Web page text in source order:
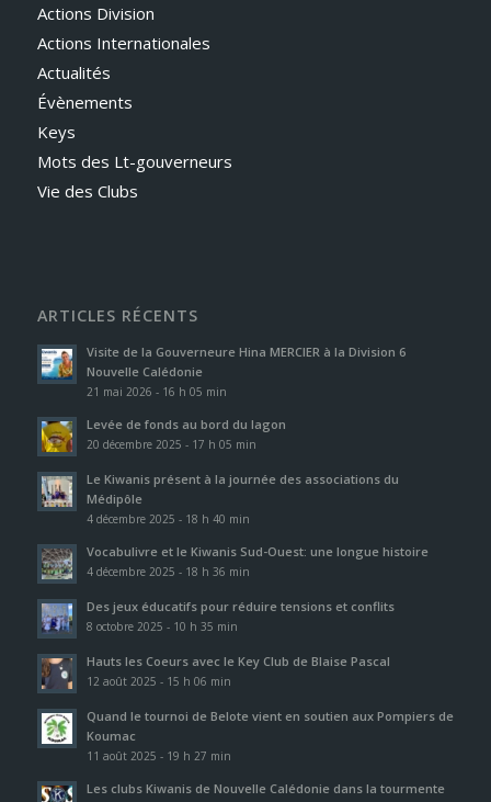
Actions Division
Actions Internationales
Actualités
Évènements
Keys
Mots des Lt-gouverneurs
Vie des Clubs
ARTICLES RÉCENTS
Visite de la Gouverneure Hina MERCIER à la Division 6
Nouvelle Calédonie
21 mai 2026 - 16 h 05 min
Levée de fonds au bord du lagon
20 décembre 2025 - 17 h 05 min
Le Kiwanis présent à la journée des associations du
Médipôle
4 décembre 2025 - 18 h 40 min
Vocabulivre et le Kiwanis Sud-Ouest: une longue histoire
4 décembre 2025 - 18 h 36 min
Des jeux éducatifs pour réduire tensions et conflits
8 octobre 2025 - 10 h 35 min
Hauts les Coeurs avec le Key Club de Blaise Pascal
12 août 2025 - 15 h 06 min
Quand le tournoi de Belote vient en soutien aux Pompiers de
Koumac
11 août 2025 - 19 h 27 min
Les clubs Kiwanis de Nouvelle Calédonie dans la tourmente